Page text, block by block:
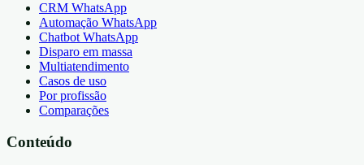
CRM WhatsApp
Automação WhatsApp
Chatbot WhatsApp
Disparo em massa
Multiatendimento
Casos de uso
Por profissão
Comparações
Conteúdo